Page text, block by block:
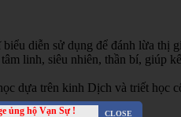
ủng hộ Vạn Sự !
diễn sử dụng để đánh lừa thị
linh, siêu nhiên, thần bí, giúp
dựa trên kinh Dịch và triết học